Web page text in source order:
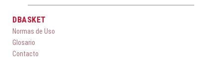
DBASKET
Normas de Uso
Glosario
Contacto